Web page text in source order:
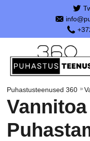
Puhastusteenused 360 »
Vannitoa